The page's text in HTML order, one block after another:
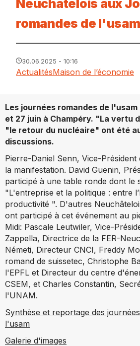
Neuchâtelois aux
romandes de l'usam
30.06.2025 - 10:16
ActualitésMaison de l’économie
Les journées romandes de
et 27 juin à Champéry. "La vertu
"le retour du nucléaire" ont été
discussions.
Pierre-Daniel Senn, Vice-
la manifestation. David Guenin,
participé à une table ronde dont le
"L'entreprise et la politique : entre
productivité ". D'autres
ont participé à cet événement au
Midi: Pascale Leutwiler, Vice-
Zappella, Directrice de la FER-
Németi, Directeur CNCI, Freddy
romand de suissetec, Christophe
l'EPFL et Directeur du centre
CSEM, et Charles Constantin,
l'UNAM.
Synthèse et reportage des
l'usam
Galerie d'images